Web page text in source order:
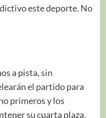
este deporte. No
a pista, sin
el partido para
primeros y los
su cuarta plaza.